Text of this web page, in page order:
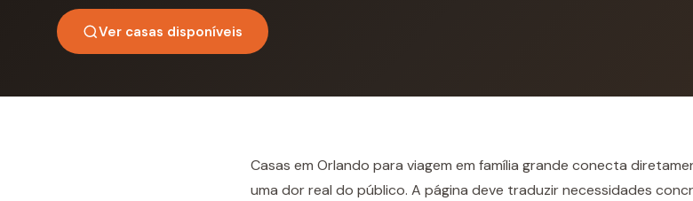
Ver casas disponíveis
Casas em Orlando para viagem em família grande conecta
uma dor real do público. A página deve traduzir necessidades